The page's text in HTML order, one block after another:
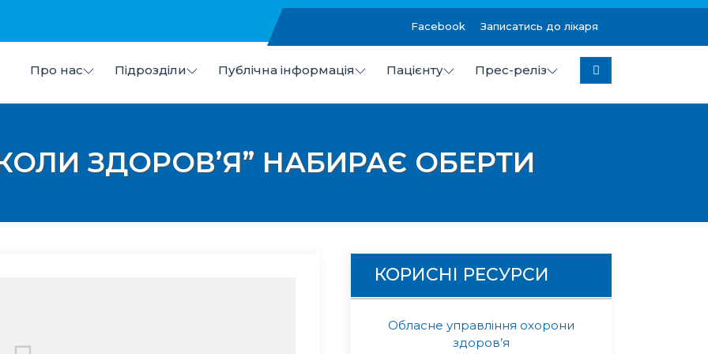
Facebook Записатись до лікаря
Про нас Підрозділи Публічна інформація Пацієнту Прес-реліз
ЗДОРОВ’Я” НАБИРАЄ ОБЕРТИ
КОРИСНІ РЕСУРСИ
Обласне управління охорони
здоров’я